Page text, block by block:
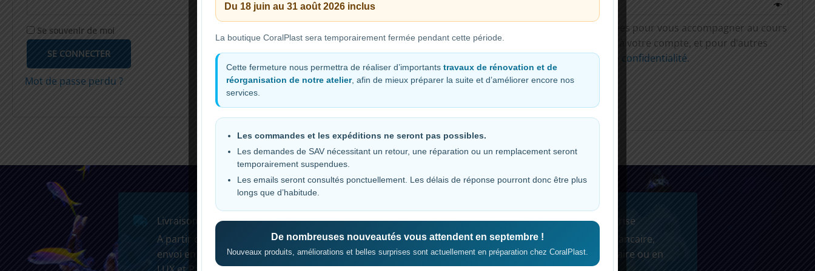
Se souvenir de moi
SE CONNECTER
Mot de passe perdu ?
Vos données personnelles seront utilisées pour vous accompagner au cours
de votre visite du site web, gérer l’accès à votre compte, et pour d’autres
politique de confidentialité.
Livraison Gratuite
A partir de 59
envoi en France, belgique,
Personalisation
Realisation de filtre a
rouleau automatique sur
Paiement securise
Paypal, carte bancaire,
virement bancaire ou en
Du 18 juin au 31 août 2026 inclus
La boutique CoralPlast sera temporairement fermée pendant cette période.
Cette fermeture nous permettra de réaliser d’importants travaux de rénovation et de
réorganisation de notre atelier, afin de mieux préparer la suite et d’améliorer encore nos
services.
Les commandes et les expéditions ne seront pas possibles.
Les demandes de SAV nécessitant un retour, une réparation ou un remplacement seront
temporairement suspendues.
Les emails seront consultés ponctuellement. Les délais de réponse pourront donc être plus
longs que d’habitude.
De nombreuses nouveautés vous attendent en septembre !
Nouveaux produits, améliorations et belles surprises sont actuellement en préparation chez CoralPlast.